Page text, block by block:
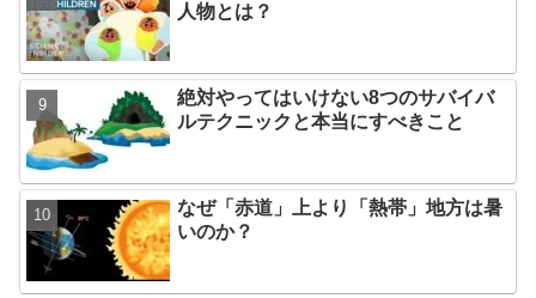
人物とは？
絶対やってはいけない8つのサバイバ
ルテクニックと本当にすべきこと
なぜ「赤道」上より「熱帯」地方は暑
いのか？